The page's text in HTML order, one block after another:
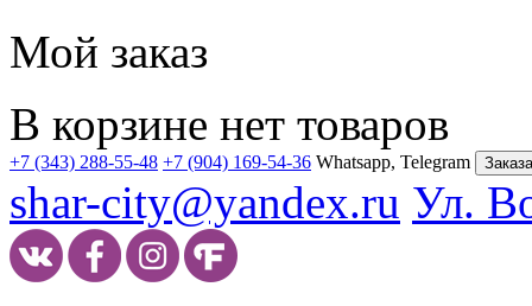
Мой заказ
В корзине нет товаров
+7 (343) 288-55-48 +7 (904) 169-54-36 Whatsapp, Telegram
shar-city@yandex.ru Ул.